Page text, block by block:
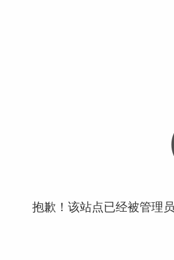
抱歉！该站点已经被管理